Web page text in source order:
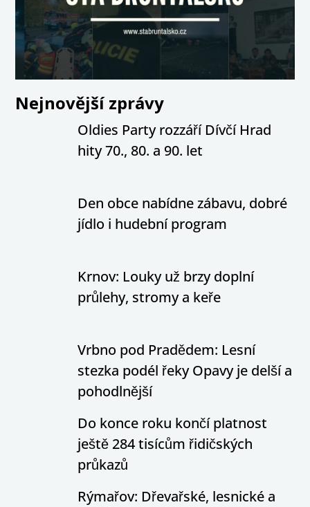
Nejnovější zprávy
Oldies Party rozzáří Dívčí Hrad
hity 70., 80. a 90. let
Den obce nabídne zábavu, dobré
jídlo i hudební program
Krnov: Louky už brzy doplní
průlehy, stromy a keře
Vrbno pod Pradědem: Lesní
stezka podél řeky Opavy je delší a
pohodlnější
Do konce roku končí platnost
ještě 284 tisícům řidičských
průkazů
Rýmařov: Dřevařské, lesnické a